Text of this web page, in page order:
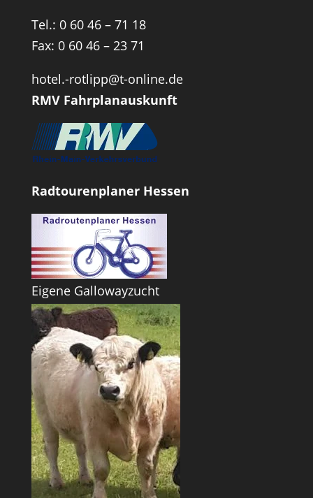
Tel.: 0 60 46 – 71 18
Fax: 0 60 46 – 23 71
hotel.-rotlipp@t-online.de
RMV Fahrplanauskunft
Radtourenplaner Hessen
Eigene Gallowayzucht